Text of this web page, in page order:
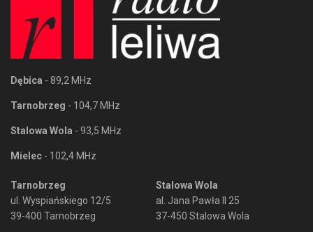
Dębica - 89,2 MHz
Tarnobrzeg - 104,7 MHz
Stalowa Wola - 93,5 MHz
Mielec - 102,4 MHz
Tarnobrzeg
ul. Wyspiańskiego 12/5
39-400 Tarnobrzeg
Stalowa Wola
al. Jana Pawła II 25
37-450 Stalowa Wola